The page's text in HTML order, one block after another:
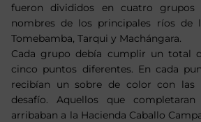
fueron divididos en cuatro grupos
nombres de los principales ríos de
Tomebamba, Tarqui y Machángara.
Cada grupo debía cumplir un total
cinco puntos diferentes. En cada
recibían un sobre de color con las
desafío. Aquellos que
arribaban a la Hacienda Caballo